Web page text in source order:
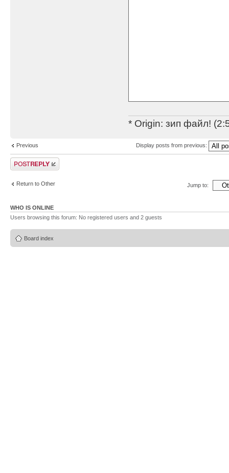
* Origin: зип файл!
Previous Display posts from previous:
Post a reply
Return to Other Jump to:
WHO IS ONLINE
Users browsing this forum: No registered users and 2 guests
Board index